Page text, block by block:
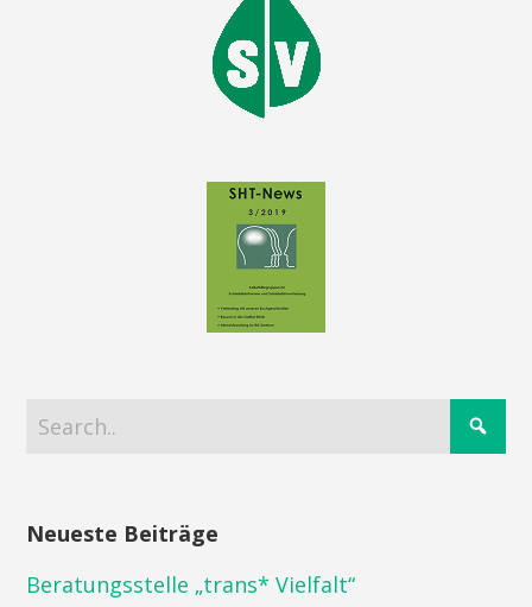
Neueste Beiträge
Beratungsstelle „trans* Vielfalt“